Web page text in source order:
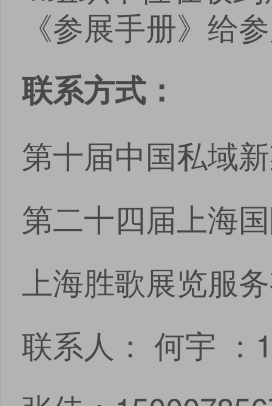
《参展手册》给
联系方式：
第十届中国私域
第二十四届上海
上海胜歌展览服
联系人： 何宇